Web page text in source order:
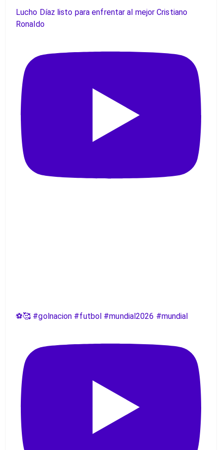
Lucho Díaz listo para enfrentar al mejor Cristiano
Ronaldo
⚽️🥰 #golnacion #futbol #mundial2026 #mundial